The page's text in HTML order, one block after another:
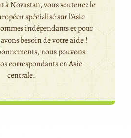
à Novastan, vous soutenez le
spécialisé sur l'Asie
indépendants et pour
besoin de votre aide !
nous pouvons
correspondants en Asie
centrale.